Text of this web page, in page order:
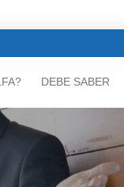
DEBE SABER